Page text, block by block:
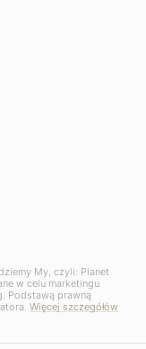
My, czyli: Planet
w celu marketingu
Podstawą prawną
Więcej szczegółów